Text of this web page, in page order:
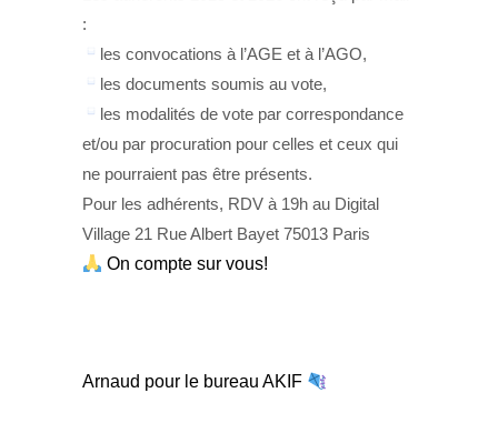
:
les convocations à l’AGE et à l’AGO,
les documents soumis au vote,
les modalités de vote par correspondance
et/ou par procuration pour celles et ceux qui
ne pourraient pas être présents.
Pour les adhérents, RDV à 19h au Digital
Village 21 Rue Albert Bayet 75013 Paris
On compte sur vous!
Arnaud pour le bureau AKIF